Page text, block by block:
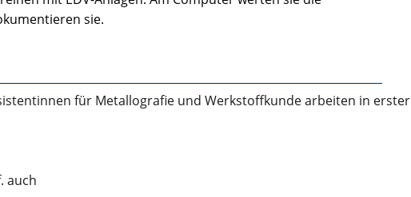
sie.
für Metallografie und Werkstoffkunde arbeiten in erster
auch